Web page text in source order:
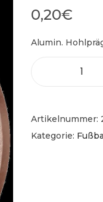
0,20€
Alumin.
Artikelnummer:
Kategorie: